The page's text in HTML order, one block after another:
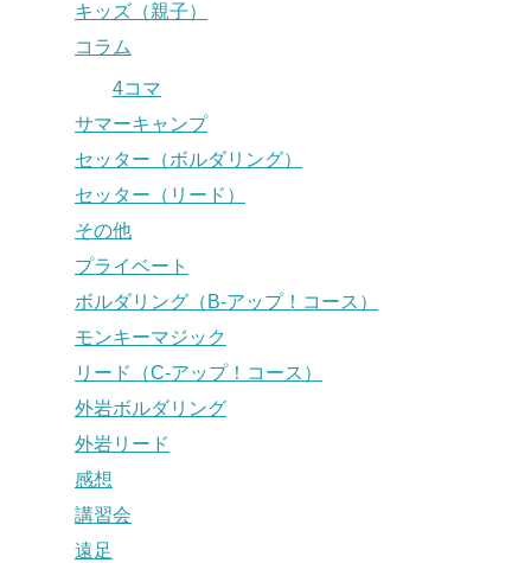
キッズ（親子）
コラム
4コマ
サマーキャンプ
セッター（ボルダリング）
セッター（リード）
その他
プライベート
ボルダリング（B-アップ！コース）
モンキーマジック
リード（C-アップ！コース）
外岩ボルダリング
外岩リード
感想
講習会
遠足